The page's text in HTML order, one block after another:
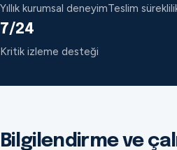
Yıllık kurumsal deneyimTeslim
7/24
Kritik izleme desteği
Bilgilendirme ve